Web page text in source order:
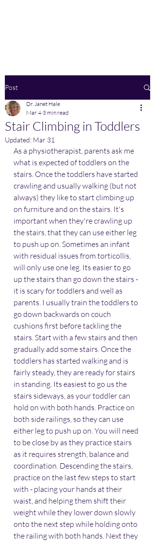
Post
Stair Climbing in Toddlers
Dr. Janet Hale
Mar 4 3 min read
Updated: Mar 31
As a physiotherapist, parents ask me
what is expected of toddlers on the
stairs. Once the toddlers have started
crawling and usually walking (but not
always) they like to start climbing up
on furniture and on the stairs. It's
important when they're crawling up
the stairs, that they can use either leg
to push up on. Sometimes an infant
with residual issues from torticollis,
will only use one leg. Its easier to go
up the stairs than go down the stairs -
it is scary for toddlers and well as
parents. I usually train the toddlers to
go down backwards on couch
cushions first before tackling the
stairs. Start with a few stairs and then
gradually add some stairs. Once the
toddlers has started walking and is
fairly steady, they are ready for stairs
in standing. Its easiest to go us the
stairs sideways, as your toddler can
hold on with both hands. Practice on
both side railings, so they can use
either leg to push up on. You will need
to be close by as they practice stairs
as it requires strength, balance and
coordination. Descending the stairs,
practice on the last few steps to start
with - placing your hands at their
waist, and helping them shift their
weight while they lower down slowly
onto the next step while holding onto
the railing with both hands. Next they